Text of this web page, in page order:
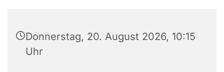
Donnerstag, 20. August 2026, 10:15
Uhr